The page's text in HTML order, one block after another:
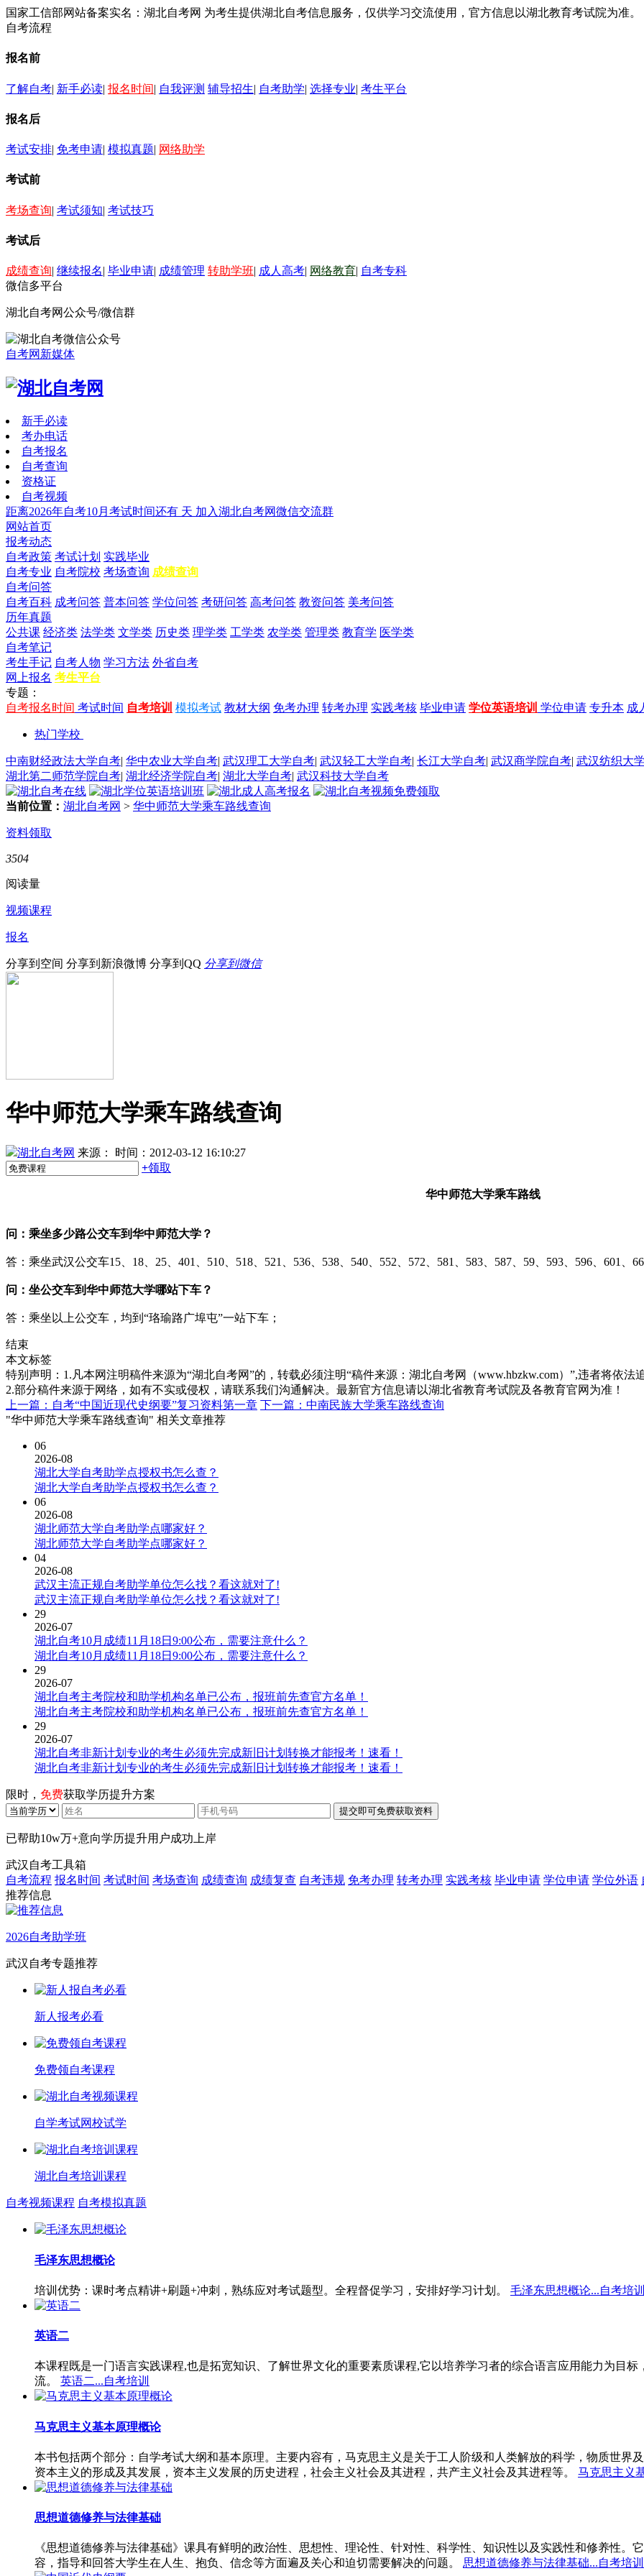
国家工信部网站备案实名：湖北自考网 为考生提供湖北自考信息服务，仅供学习交流使用，官方信息以湖北教育考试院为准。
自考流程
报名前
了解自考| 新手必读| 报名时间| 自我评测 辅导招生| 自考助学| 选择专业| 考生平台
报名后
考试安排| 免考申请| 模拟真题| 网络助学
考试前
考场查询| 考试须知| 考试技巧
考试后
成绩查询| 继续报名| 毕业申请| 成绩管理 转助学班| 成人高考| 网络教育| 自考专科
微信多平台
湖北自考网公众号/微信群
自考网新媒体
新手必读
考办电话
自考报名
自考查询
资格证
自考视频
距离2026年自考10月考试时间还有 天 加入湖北自考网微信交流群
网站首页
报考动态
自考政策 考试计划 实践毕业
自考专业 自考院校 考场查询 成绩查询
自考问答
自考百科 成考问答 普本问答 学位问答 考研问答 高考问答 教资问答 美考问答
历年真题
公共课 经济类 法学类 文学类 历史类 理学类 工学类 农学类 管理类 教育学 医学类
自考笔记
考生手记 自考人物 学习方法 外省自考
网上报名 考生平台
专题：
自考报名时间 考试时间 自考培训 模拟考试 教材大纲 免考办理 转考办理 实践考核 毕业申请 学位英语培训 学位申请 专升本 成
热门学校
中南财经政法大学自考| 华中农业大学自考| 武汉理工大学自考| 武汉轻工大学自考| 长江大学自考| 武汉商学院自考| 武汉纺织大
湖北第二师范学院自考| 湖北经济学院自考| 湖北大学自考| 武汉科技大学自考
当前位置： 湖北自考网 > 华中师范大学乘车路线查询
资料领取
3504
阅读量
视频课程
报名
分享到空间 分享到新浪微博 分享到QQ 分享到微信
华中师范大学乘车路线查询
湖北自考网 来源：
时间：2012-03-12 16:10:27
+领取
华中师范大学乘车路线
问： 乘坐多少路公交车到华中师范大学？
答：乘坐武汉公交车15、18、25、401、510、518、521、536、538、540、552、572、581、583、587、59、593、596、601、
问：坐公交车到华中师范大学哪站下车？
答：乘坐以上公交车，均到“珞瑜路广埠屯”一站下车；
结束
本文标签
特别声明：1.凡本网注明稿件来源为“湖北自考网”的，转载必须注明“稿件来源：湖北自考网（www.hbzkw.com）”,违者将依法
2.部分稿件来源于网络，如有不实或侵权，请联系我们沟通解决。最新官方信息请以湖北省教育考试院及各教育官网为准！
上一篇：自考“中国近现代史纲要”复习资料第一章 下一篇：中南民族大学乘车路线查询
"华中师范大学乘车路线查询" 相关文章推荐
06
2026-08
湖北大学自考助学点授权书怎么查？
湖北大学自考助学点授权书怎么查？
06
2026-08
湖北师范大学自考助学点哪家好？
湖北师范大学自考助学点哪家好？
04
2026-08
武汉主流正规自考助学单位怎么找？看这就对了!
武汉主流正规自考助学单位怎么找？看这就对了!
29
2026-07
湖北自考10月成绩11月18日9:00公布，需要注意什么？
湖北自考10月成绩11月18日9:00公布，需要注意什么？
29
2026-07
湖北自考主考院校和助学机构名单已公布，报班前先查官方名单！
湖北自考主考院校和助学机构名单已公布，报班前先查官方名单！
29
2026-07
湖北自考非新计划专业的考生必须先完成新旧计划转换才能报考！速看！
湖北自考非新计划专业的考生必须先完成新旧计划转换才能报考！速看！
限时， 免费获取学历提升方案
已帮助10w万+意向学历提升用户成功上岸
武汉自考工具箱
自考流程 报名时间 考试时间 考场查询 成绩查询 成绩复查 自考违规 免考办理 转考办理 实践考核 毕业申请 学位申请 学位外语
推荐信息
2026自考助学班
武汉自考专题推荐
新人报考必看
免费领自考课程
自学考试网校试学
湖北自考培训课程
自考视频课程 自考模拟真题
毛泽东思想概论
培训优势：课时考点精讲+刷题+冲刺，熟练应对考试题型。全程督促学习，安排好学习计划。 毛泽东思想概论...自考培训
英语二
本课程既是一门语言实践课程,也是拓宽知识、了解世界文化的重要素质课程,它以培养学习者的综合语言应用能力为目
流。
英语二...自考培训
马克思主义基本原理概论
本书包括两个部分：自学考试大纲和基本原理。主要内容有，马克思主义是关于工人阶级和人类解放的科学，物质世界
资本主义的形成及其发展，资本主义发展的历史进程，社会主义社会及其进程，共产主义社会及其进程等。
马克思主义
思想道德修养与法律基础
《思想道德修养与法律基础》课具有鲜明的政治性、思想性、理论性、针对性、科学性、知识性以及实践性和修养性。
容，指导和回答大学生在人生、抱负、信念等方面遍及关心和迫切需要解决的问题。
思想道德修养与法律基础...自考培训